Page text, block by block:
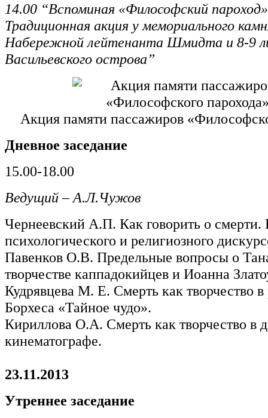
14.00 “Вспоминая «Философский
Традиционная акция у мемориального
Набережной лейтенанта Шмидта и 8-9
Васильевского острова”
Акция памяти пассажиров
Дневное заседание
15.00-18.00
Ведущий – А.Л.Чужов
Чернеевский А.П. Как говорить о смерти.
психологического и религиозного
Павенков О.В. Предельные вопросы о
творчестве каппадокийцев и Иоанна
Кудрявцева М. Е. Смерть как творчество
Борхеса «Тайное чудо».
Кириллова О.А. Смерть как творчество в
кинематографе.
23.11.2013
Утреннее заседание